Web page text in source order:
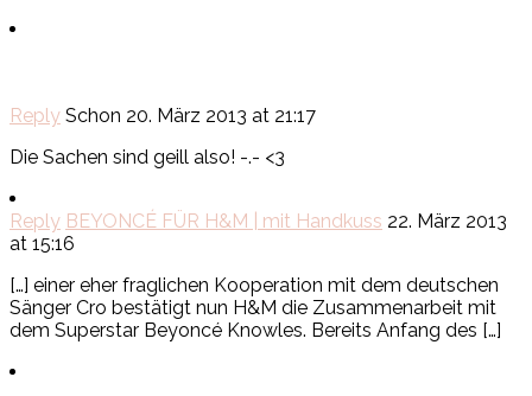
Reply Schon 20. März 2013 at 21:17
Die Sachen sind geill also! -.- <3
Reply BEYONCÉ FÜR H&M | mit Handkuss 22. März 2013
at 15:16
[…] einer eher fraglichen Kooperation mit dem deutschen
Sänger Cro bestätigt nun H&M die Zusammenarbeit mit
dem Superstar Beyoncé Knowles. Bereits Anfang des […]